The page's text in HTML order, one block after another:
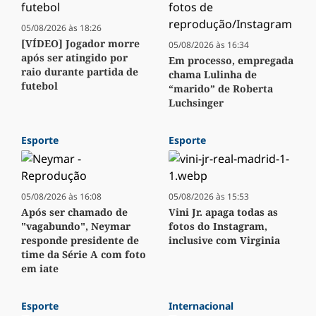
05/08/2026 às 18:26
[VÍDEO] Jogador morre
após ser atingido por
raio durante partida de
futebol
05/08/2026 às 16:34
Em processo, empregada
chama Lulinha de
“marido” de Roberta
Luchsinger
Esporte
05/08/2026 às 16:08
Após ser chamado de
"vagabundo", Neymar
responde presidente de
time da Série A com foto
em iate
Esporte
05/08/2026 às 15:53
Vini Jr. apaga todas as
fotos do Instagram,
inclusive com Virginia
Esporte Internacional